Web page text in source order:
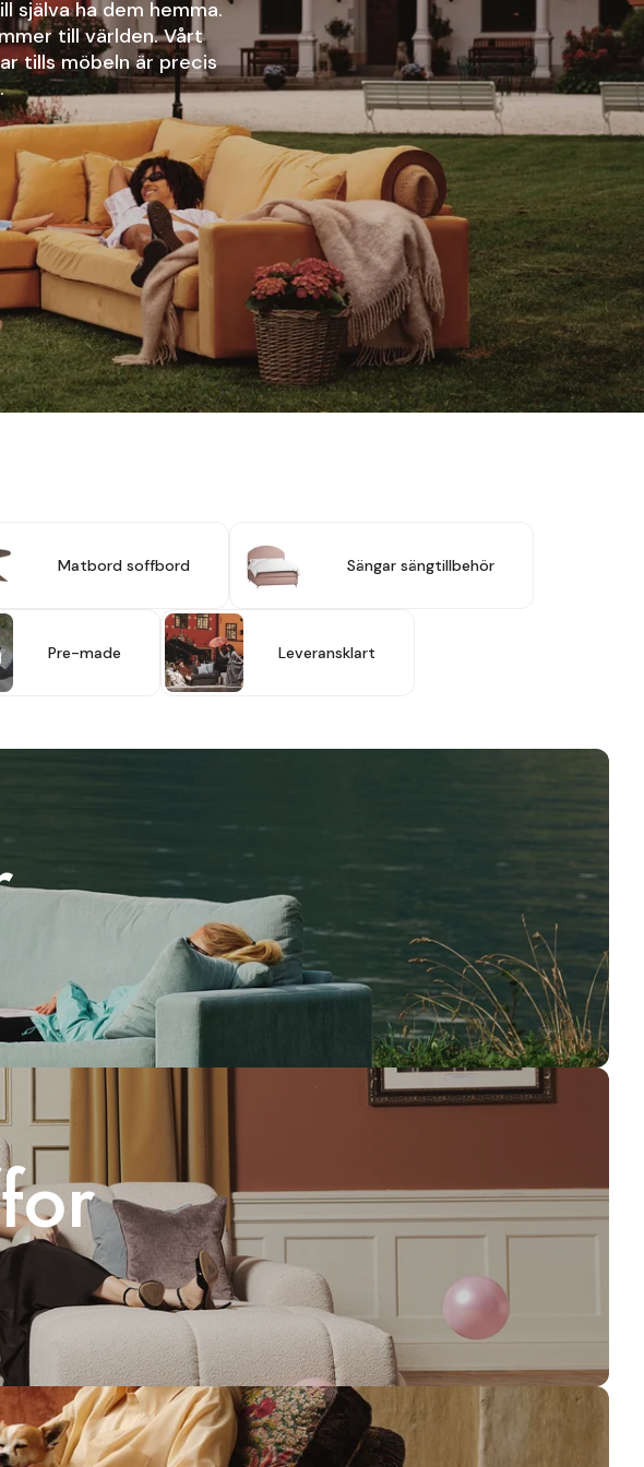
själva ha dem hemma.
till världen. Vårt
tills möbeln är precis
Matbord soffbord Sängar sängtillbehör
Pre-made Leveransklart